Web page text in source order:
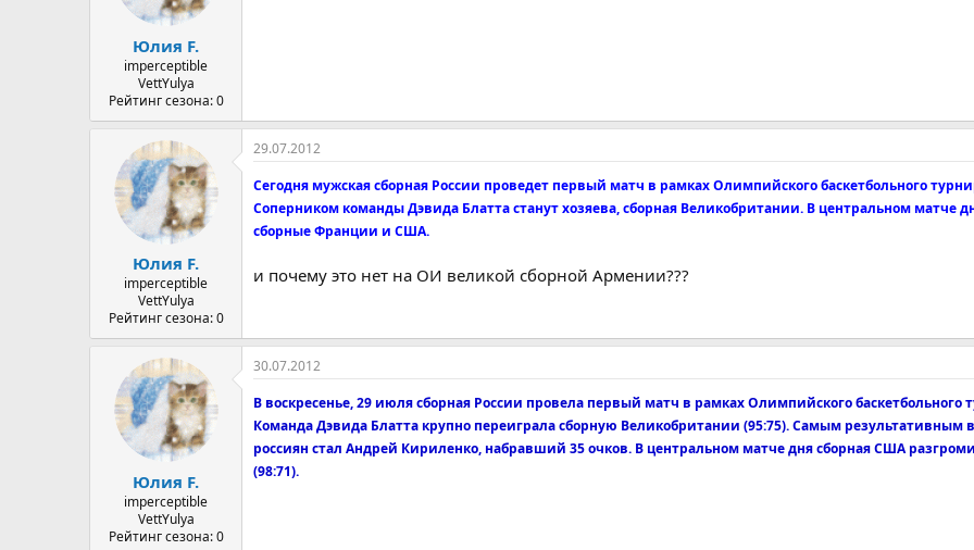
Юлия F.
imperceptible
VettYulya
Рейтинг сезона: 0
Юлия F.
imperceptible
VettYulya
Рейтинг сезона: 0
29.07.2012
Сегодня мужская сборная России проведет первый матч в рамках Олимпийского баскетбольного
Соперником команды Дэвида Блатта станут хозяева, сборная Великобритании. В центральном матче
сборные Франции и США.
и почему это нет на ОИ великой сборной Армении???
Юлия F.
imperceptible
VettYulya
Рейтинг сезона: 0
30.07.2012
В воскресенье, 29 июля сборная России провела первый матч в рамках Олимпийского баскетбольного
Команда Дэвида Блатта крупно переиграла сборную Великобритании (95:75). Самым результативным в
россиян стал Андрей Кириленко, набравший 35 очков. В центральном матче дня сборная США
(98:71).